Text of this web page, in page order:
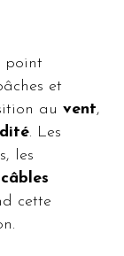
point
et
au vent,
. Les
les
câbles
cette